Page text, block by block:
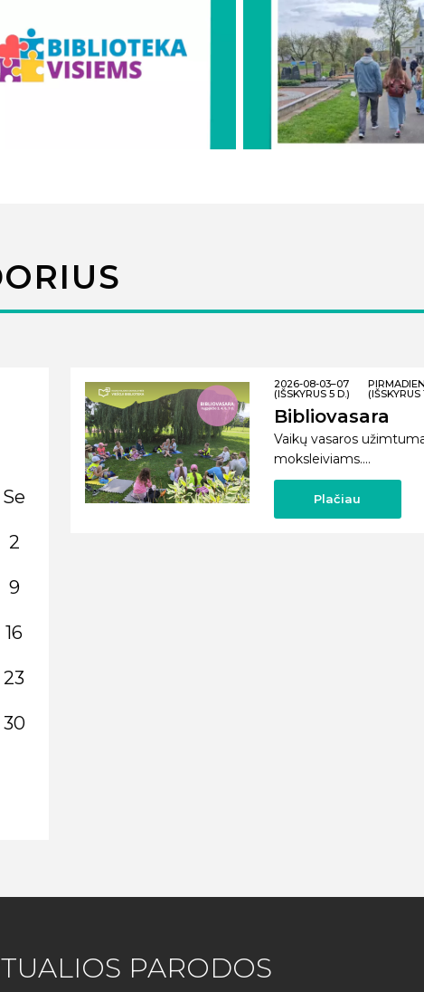
Se
2
9
16
23
30
2026-08-03–07
(IŠSKYRUS 5 D.)
Bibliovasara
Vaikų vasaros
moksleiviams....
Plačiau
PARODOS